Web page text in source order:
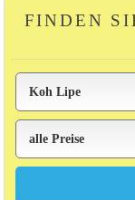
FINDEN